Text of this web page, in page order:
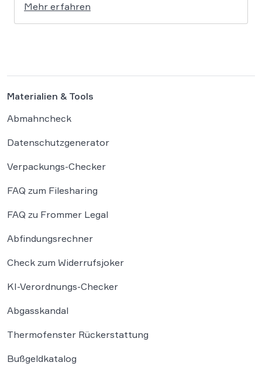
Testumgebung ausgebrochen und haben die
Systeme der externen Plattform Hugging Face
Mehr erfahren
Materialien & Tools
Abmahncheck
Datenschutzgenerator
Verpackungs-Checker
FAQ zum Filesharing
FAQ zu Frommer Legal
Abfindungsrechner
Check zum Widerrufsjoker
KI-Verordnungs-Checker
Abgasskandal
Thermofenster Rückerstattung
Bußgeldkatalog